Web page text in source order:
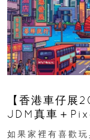
【香港車仔展
JDM真車＋
8月灣仔登場
如果家裡有喜歡